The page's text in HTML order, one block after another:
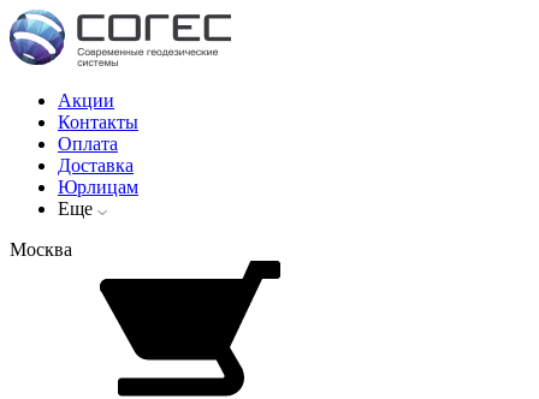
Акции
Контакты
Оплата
Доставка
Юрлицам
Еще
Москва